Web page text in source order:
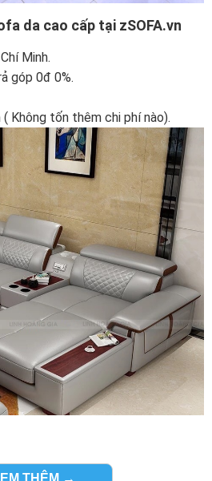
da cao cấp tại zSOFA.vn
Minh.
góp 0đ 0%.
( Không tốn thêm chi phí nào).
THÊM →